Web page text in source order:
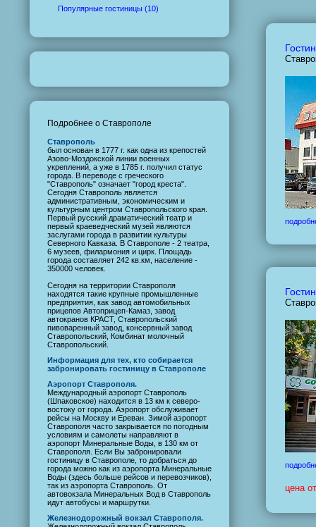
Популярные гостиницы (10)
Подробнее о Ставрополе
Ставрополь
был основан в 1777 г. как одна из крепостей
Азово-Моздокской линии военных
укреплений, а уже в 1785 г. получил статус
города. В переводе с греческого
"Ставрополь" означает "город креста".
Сегодня Ставрополь является
административным, экономическим и
культурным центром Ставропольского края.
Первый русский драматический театр и
первый краеведческий музей являются
заслугами города в развитии культуры
Северного Кавказа. В Ставрополе - 2 театра,
6 музеев, филармония и цирк. Площадь
города составляет 242 кв.км, население -
350000 человек.
Сегодня на территории Ставрополя
находятся такие крупные промышленные
предприятия, как завод автомобильных
прицепов Автоприцеп-Камаз, завод
автокранов КРАСТ, Ставропольский
пивоваренный завод, консервный завод
Ставропольский, Комбинат молочный
Ставропольский.
Информация для тех, кто собирается
забронировать гостиницу в Ставрополе
Аэропорт Ставрополя.
Международный аэропорт Ставрополь
(Шпаковское) находится в 13 км к северо-
востоку от города. Аэропорт обслуживает
рейсы на Москву и Ереван. Зимой аэропорт
Ставрополя часто закрывается по погодным
условиям и самолеты направляют в
аэропорт Минеральные Воды, в 130 км от
Ставрополя. Если Вы забронировали
гостиницу в Ставрополе, то добраться до
города можно как из аэропорта Минеральные
Воды (здесь больше рейсов и перевозчиков),
так из аэропорта Ставрополь. От
автовокзала Минеральных Вод в Ставрополь
идут автобусы и маршрутки.
Железнодорожный вокзал Ставрополя.
цена